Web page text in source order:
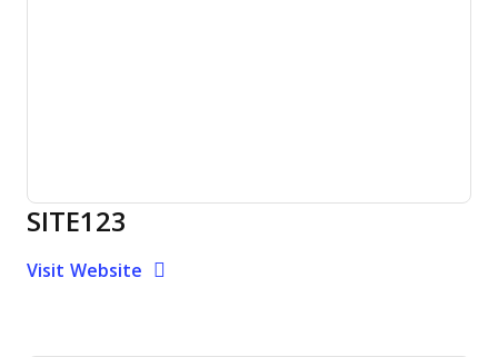
SITE123
Visit Website Opens New Window